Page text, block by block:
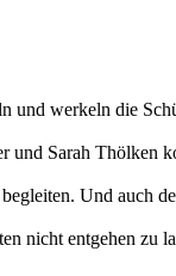
und werkeln die
Sarah Thölken
Und auch
nicht entgehen zu